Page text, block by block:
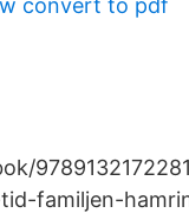
convert to pdf
familjen-